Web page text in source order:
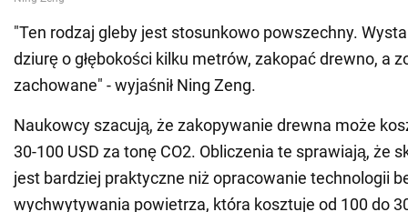
"Ten rodzaj gleby jest stosunkowo powszechny.
dziurę o głębokości kilku metrów, zakopać drewno, a
zachowane" - wyjaśnił Ning Zeng.
Naukowcy szacują, że zakopywanie drewna może
30-100 USD za tonę CO2. Obliczenia te sprawiają, że
jest bardziej praktyczne niż opracowanie technologii
wychwytywania powietrza, która kosztuje od 100 do